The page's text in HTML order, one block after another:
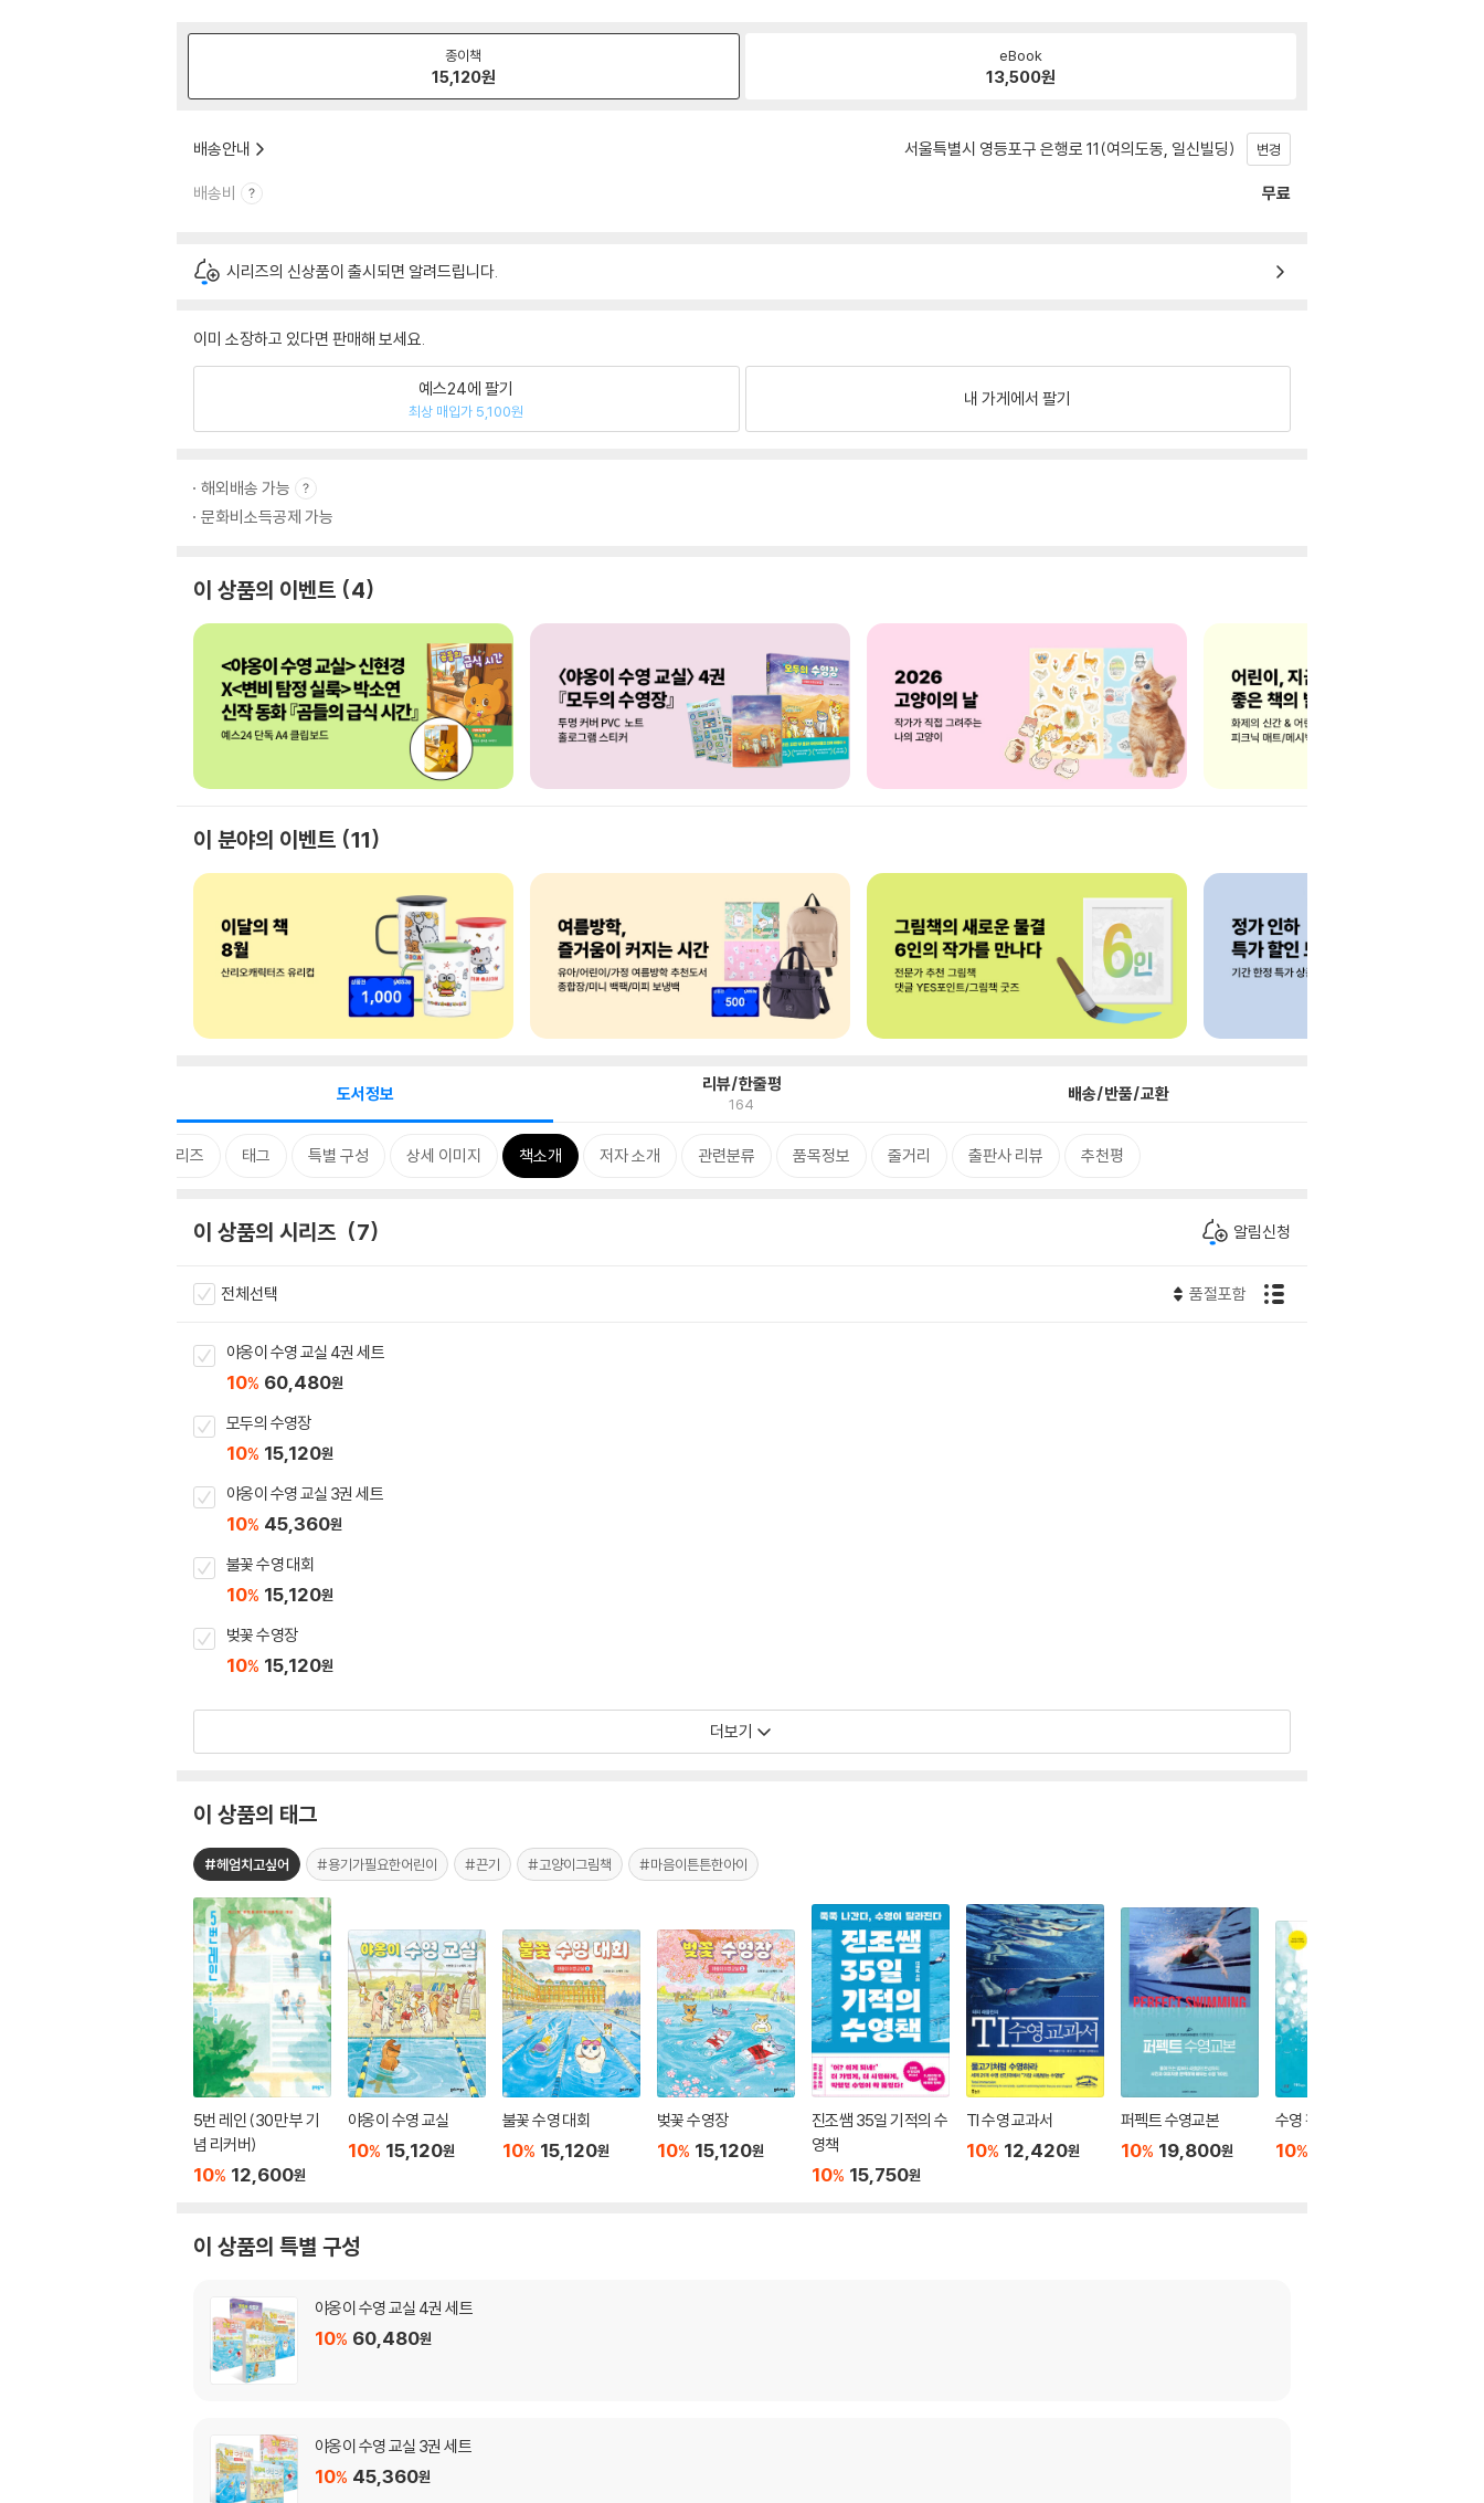
종이책
15,120원
eBook
13,500원
배송안내 서울특별시 영등포구 은행로 11(여의도동, 일신빌딩) 변경
배송비 무료
시리즈의 신상품이 출시되면 알려드립니다.
이미 소장하고 있다면 판매해 보세요.
예스24에 팔기
최상 매입가 5,100원
내 가게에서 팔기
해외배송 가능
문화비소득공제 가능
이 상품의 이벤트 4
이 분야의 이벤트 11
도서정보 리뷰/한줄평
164 배송/반품/교환
시리즈 태그 특별 구성 상세 이미지 책소개 저자 소개 관련분류 품목정보 줄거리 출판사 리뷰 추천평
이 상품의 시리즈 7 알림신청
전체선택 품절포함
야옹이 수영 교실 4권 세트
10% 60,480원
모두의 수영장
10% 15,120원
야옹이 수영 교실 3권 세트
10% 45,360원
불꽃 수영 대회
10% 15,120원
벚꽃 수영장
10% 15,120원
더보기
이 상품의 태그
#헤엄치고싶어 #용기가필요한어린이 #끈기 #고양이그림책 #마음이튼튼한아이
5번 레인 (30만 부 기
념 리커버)
10% 12,600원
야옹이 수영 교실
10% 15,120원
불꽃 수영 대회
10% 15,120원
벚꽃 수영장
10% 15,120원
진조쌤 35일 기적의 수
영책
10% 15,750원
TI 수영 교과서
10% 12,420원
퍼펙트 수영교본
10% 19,800원
수영 팬티
10%
이 상품의 특별 구성
야옹이 수영 교실 4권 세트
10% 60,480원
야옹이 수영 교실 3권 세트
10% 45,360원